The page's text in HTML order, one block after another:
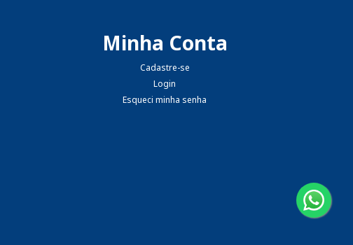
Minha Conta
Cadastre-se
Login
Esqueci minha senha